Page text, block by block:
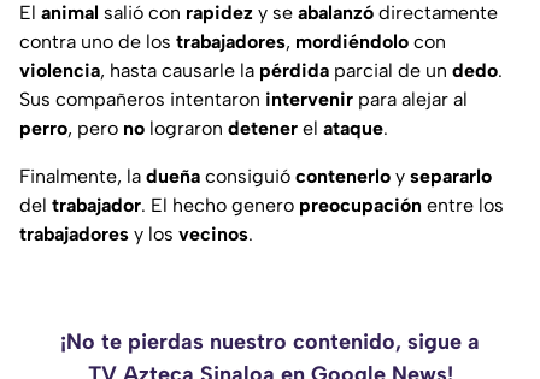
El animal salió con rapidez y se abalanzó directamente
contra uno de los trabajadores, mordiéndolo con
violencia, hasta causarle la pérdida parcial de un dedo.
Sus compañeros intentaron intervenir para alejar al
perro, pero no lograron detener el ataque.
Finalmente, la dueña consiguió contenerlo y separarlo
del trabajador. El hecho genero preocupación entre los
trabajadores y los vecinos.
¡No te pierdas nuestro contenido, sigue a